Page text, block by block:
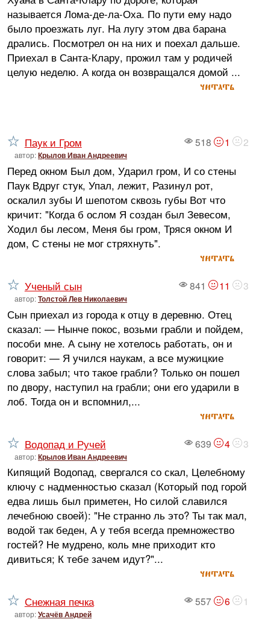
называется Лома-де-ла-Оха. По пути ему надо
было проезжать луг. На лугу этом два барана
дрались. Посмотрел он на них и поехал дальше.
Приехал в Санта-Клару, прожил там у родичей
целую неделю. А когда он возвращался домой ...
читать
518 1 2
Паук и Гром
автор:Крылов Иван Андреевич
Перед окном Был дом, Ударил гром, И со стены
Паук Вдруг стук, Упал, лежит, Разинул рот,
оскалил зубы И шепотом сквозь губы Вот что
кричит: "Когда б ослом Я создан был Зевесом,
Ходил бы лесом, Меня бы гром, Тряся окном И
дом, С стены не мог стряхнуть".
читать
841 11 3
Ученый сын
автор:Толстой Лев Николаевич
Сын приехал из города к отцу в деревню. Отец
сказал: — Нынче покос, возьми грабли и пойдем,
пособи мне. А сыну не хотелось работать, он и
говорит: — Я учился наукам, а все мужицкие
слова забыл; что такое грабли? Только он пошел
по двору, наступил на грабли; они его ударили в
лоб. Тогда он и вспомнил,...
читать
639 4 3
Водопад и Ручей
автор:Крылов Иван Андреевич
Кипящий Водопад, свергался со скал, Целебному
ключу с надменностью сказал (Который под горой
едва лишь был приметен, Но силой славился
лечебною своей): "Не странно ль это? Ты так мал,
водой так беден, А у тебя всегда премножество
гостей? Не мудрено, коль мне приходит кто
дивиться; К тебе зачем идут?"...
читать
557 6 1
Снежная печка
автор:Усачёв Андрей